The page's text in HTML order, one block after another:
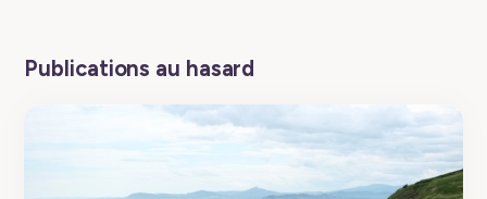
Publications au hasard